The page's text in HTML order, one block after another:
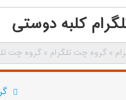
کلبه دوستی
» گروه چت تلگرام » گروه چت